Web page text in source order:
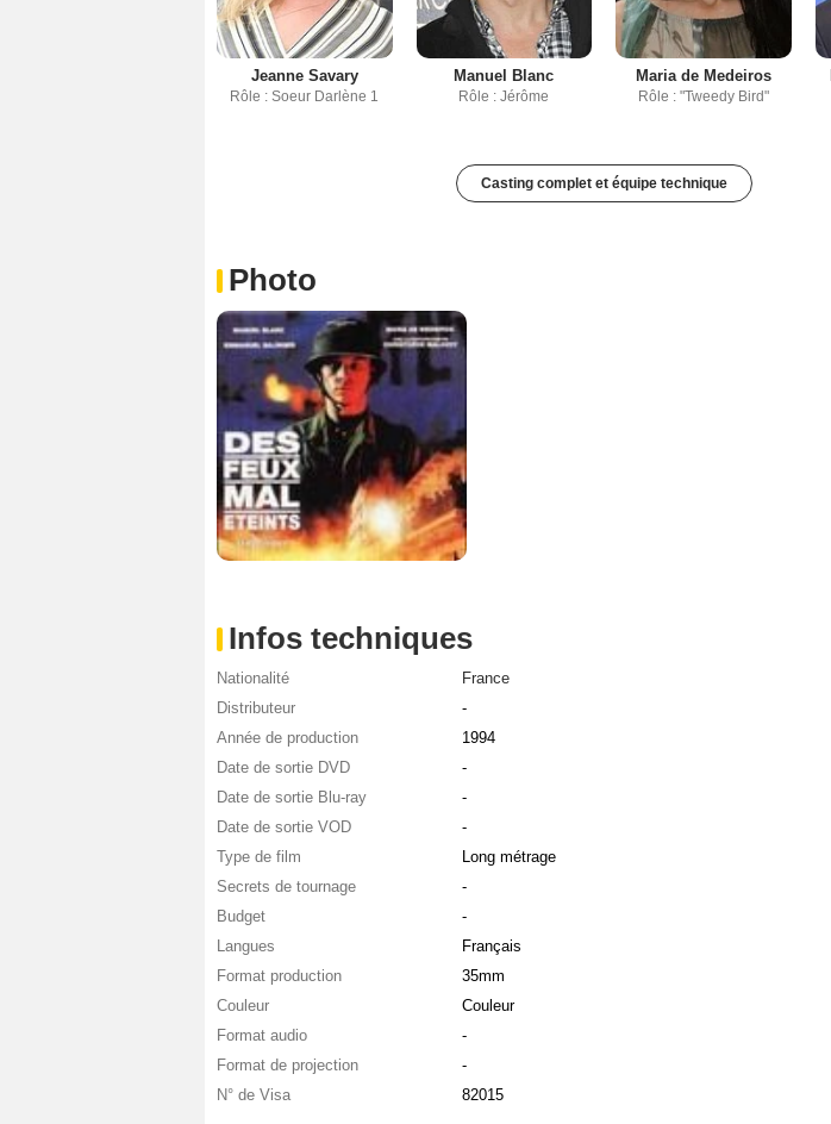
Jeanne Savary
Rôle : Soeur Darlène 1
Manuel Blanc
Rôle : Jérôme
Maria de Medeiros
Rôle : "Tweedy Bird"
Casting complet et équipe technique
Photo
Infos techniques
Nationalité
France
Distributeur
-
Année de production
1994
Date de sortie DVD
-
Date de sortie Blu-ray
-
Date de sortie VOD
-
Type de film
Long métrage
Secrets de tournage
-
Budget
-
Langues
Français
Format production
35mm
Couleur
Couleur
Format audio
-
Format de projection
-
N° de Visa
82015